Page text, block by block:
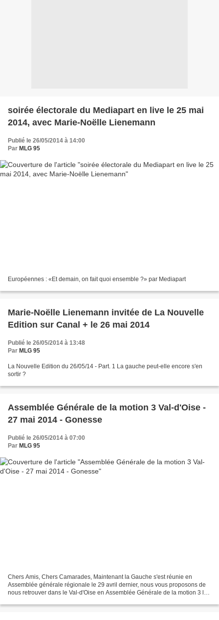
soirée électorale du Mediapart en live le 25 mai
2014, avec Marie-Noëlle Lienemann
Publié le 26/05/2014 à 14:00
Par MLG 95
Européennes : «Et demain, on fait quoi ensemble ?» par Mediapart
Marie-Noëlle Lienemann invitée de La Nouvelle
Edition sur Canal + le 26 mai 2014
Publié le 26/05/2014 à 13:48
Par MLG 95
La Nouvelle Edition du 26/05/14 - Part. 1 La gauche peut-elle encore s'en
sortir ?
Assemblée Générale de la motion 3 Val-d'Oise -
27 mai 2014 - Gonesse
Publié le 26/05/2014 à 07:00
Par MLG 95
Chers Amis, Chers Camarades, Maintenant la Gauche s'est réunie en
Assemblée générale régionale le 29 avril dernier, nous vous proposons de
nous retrouver dans le Val-d'Oise en Assemblée Générale de la motion 3 le